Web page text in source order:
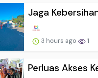
Jaga
3 hours ago 1
Perluas Akses